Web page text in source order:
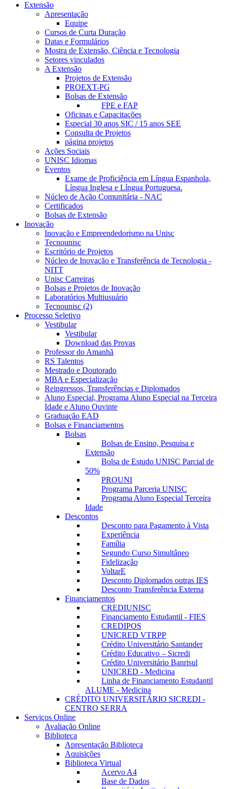
Extensão
Apresentação
Equipe
Cursos de Curta Duração
Datas e Formulários
Mostra de Extensão, Ciência e Tecnologia
Setores vinculados
A Extensão
Projetos de Extensão
PROEXT-PG
Bolsas de Extensão
FPE e FAP
Oficinas e Capacitações
Especial 30 anos SIC / 15 anos SEE
Consulta de Projetos
página projetos
Ações Sociais
UNISC Idiomas
Eventos
Exame de Proficiência em Língua Espanhola,
Língua Inglesa e Língua Portuguesa.
Núcleo de Ação Comunitária - NAC
Certificados
Bolsas de Extensão
Inovação
Inovação e Empreendedorismo na Unisc
Tecnounisc
Escritório de Projetos
Núcleo de Inovação e Transferência de Tecnologia -
NITT
Unisc Carreiras
Bolsas e Projetos de Inovação
Laboratórios Multiusuário
Tecnounisc (2)
Processo Seletivo
Vestibular
Vestibular
Download das Provas
Professor do Amanhã
RS Talentos
Mestrado e Doutorado
MBA e Especialização
Reingressos, Transferências e Diplomados
Aluno Especial, Programa Aluno Especial na Terceira
Idade e Aluno Ouvinte
Graduação EAD
Bolsas e Financiamentos
Bolsas
Bolsas de Ensino, Pesquisa e
Extensão
Bolsa de Estudo UNISC Parcial de
50%
PROUNI
Programa Parceria UNISC
Programa Aluno Especial Terceira
Idade
Descontos
Desconto para Pagamento à Vista
Experiência
Família
Segundo Curso Simultâneo
Fidelização
VoltarE
Desconto Diplomados outras IES
Desconto Transferência Externa
Financiamentos
CREDIUNISC
Financiamento Estudantil - FIES
CREDIPOS
UNICRED VTRPP
Crédito Universitário Santander
Crédito Educativo – Sicredi
Crédito Universitário Banrisul
UNICRED - Medicina
Linha de Financiamento Estudantil
ALUME - Medicina
CRÉDITO UNIVERSITÁRIO SICREDI -
CENTRO SERRA
Serviços Online
Avaliação Online
Biblioteca
Apresentação Biblioteca
Aquisições
Biblioteca Virtual
Acervo A4
Base de Dados